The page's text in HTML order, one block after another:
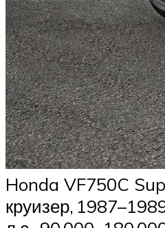
Honda VF750C
круизер,